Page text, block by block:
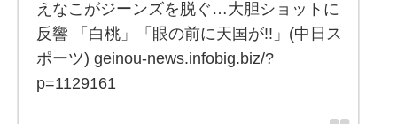
えなこがジーンズを脱ぐ…大胆ショットに
反響 「白桃」「眼の前に天国が!!」(中日ス
ポーツ) geinou-news.infobig.biz/?
p=1129161